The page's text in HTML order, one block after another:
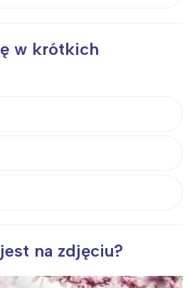
w krótkich
na zdjęciu?
wydarzenia z
regionu: